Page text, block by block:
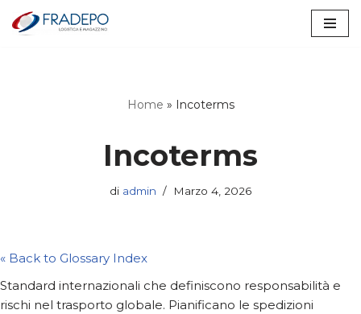
Home » Incoterms
Incoterms
di admin Marzo 4, 2026
« Back to Glossary Index
Standard internazionali che definiscono responsabilità e
rischi nel trasporto globale. Pianificano le spedizioni